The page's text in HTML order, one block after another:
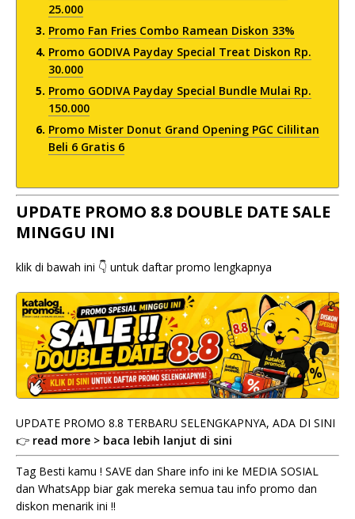
25.000
Promo Fan Fries Combo Ramean Diskon 33%
Promo GODIVA Payday Special Treat Diskon Rp.
30.000
Promo GODIVA Payday Special Bundle Mulai Rp.
150.000
Promo Mister Donut Grand Opening PGC Cililitan
Beli 6 Gratis 6
UPDATE PROMO 8.8 DOUBLE DATE SALE
MINGGU INI
klik di bawah ini 👇 untuk daftar promo lengkapnya
UPDATE PROMO 8.8 TERBARU SELENGKAPNYA, ADA DI SINI
👉 read more > baca lebih lanjut di sini
Tag Besti kamu ! SAVE dan Share info ini ke MEDIA SOSIAL
dan WhatsApp biar gak mereka semua tau info promo dan
diskon menarik ini !!